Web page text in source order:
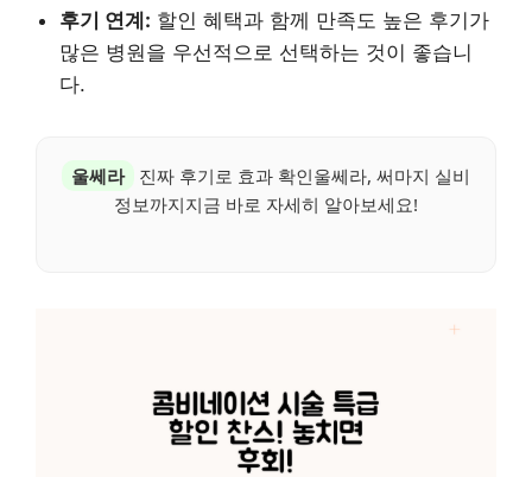
후기 연계: 할인 혜택과 함께 만족도 높은 후기가
많은 병원을 우선적으로 선택하는 것이 좋습니
다.
울쎄라
진짜 후기로 효과 확인울쎄라, 써마지 실비
정보까지지금 바로 자세히 알아보세요!